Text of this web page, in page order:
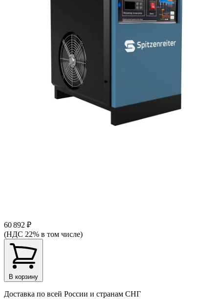
60 892 ₽
(НДС 22% в том числе)
В корзину
Доставка по всей России и странам СНГ